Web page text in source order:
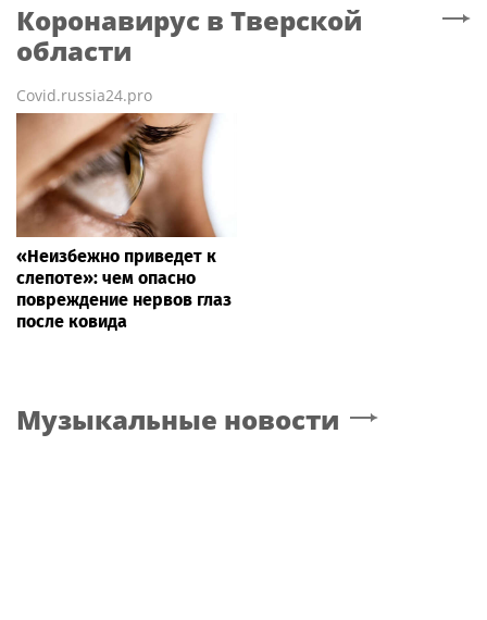
Коронавирус в Тверской
области
Covid.russia24.pro
«Неизбежно приведет к
слепоте»: чем опасно
повреждение нервов глаз
после ковида
Музыкальные новости